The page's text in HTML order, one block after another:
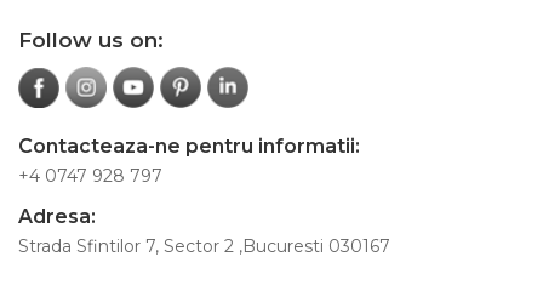
Follow us on:
Contacteaza-ne pentru informatii:
+4 0747 928 797
Adresa:
Strada Sfintilor 7, Sector 2 ,Bucuresti 030167